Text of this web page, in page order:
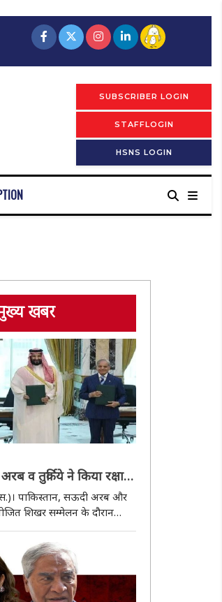
SUBSCRIBER LOGIN
STAFFLOGIN
HSNS LOGIN
खबर
व तुर्किये ने किया रक्षा
होने पर तीनों मिलकर
पाकिस्तान, सऊदी अरब और
शिखर सम्मेलन के दौरान
रक्षा समझौते’ पर हस्ताक्षर किए।
देशों के बीच सामूहिक सुरक्षा, रक्षा
आक्र..